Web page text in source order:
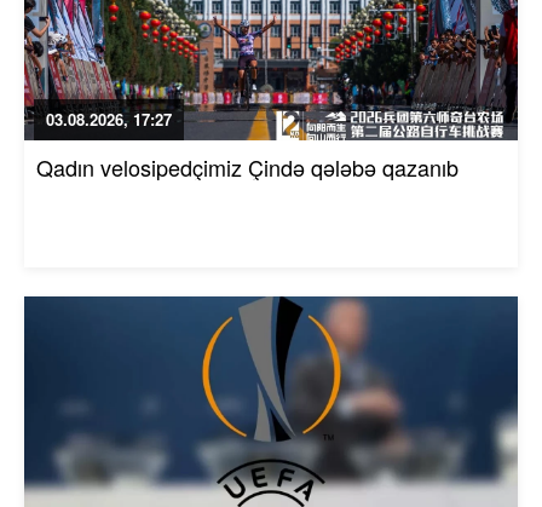
03.08.2026, 17:27
Qadın velosipedçimiz Çində qələbə qazanıb